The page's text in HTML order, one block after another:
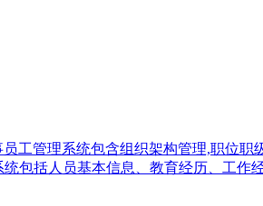
工管理系统包含组织架构管理,职位
包括人员基本信息、教育经历、工作